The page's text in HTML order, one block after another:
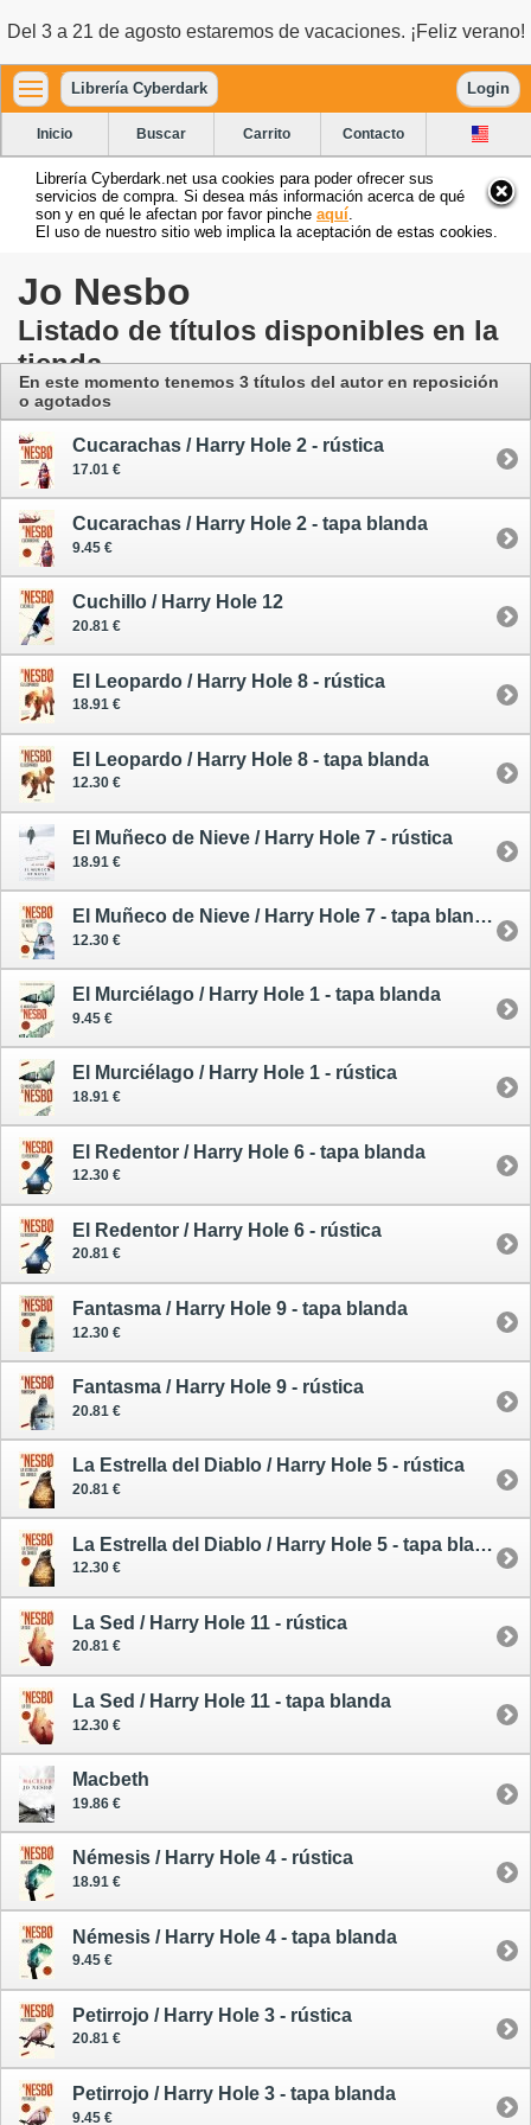
Del 3 a 21 de agosto estaremos de vacaciones. ¡Feliz verano!
Librería Cyberdark Login
Inicio Buscar Carrito Contacto
Librería Cyberdark.net usa cookies para poder ofrecer sus
servicios de compra. Si desea más información acerca de qué
son y en qué le afectan por favor pinche aquí
El uso de nuestro sitio web implica la aceptación de estas cookies.
Jo Nesbo
Listado de títulos disponibles en la
tienda
En este momento tenemos 3 títulos del autor en reposición
o agotados
Cucarachas / Harry Hole 2 - rústica
17.01 €
Cucarachas / Harry Hole 2 - tapa blanda
9.45 €
Cuchillo / Harry Hole 12
20.81 €
El Leopardo / Harry Hole 8 - rústica
18.91 €
El Leopardo / Harry Hole 8 - tapa blanda
12.30 €
El Muñeco de Nieve / Harry Hole 7 - rústica
18.91 €
El Muñeco de Nieve / Harry Hole 7 - tapa blanda
12.30 €
El Murciélago / Harry Hole 1 - tapa blanda
9.45 €
El Murciélago / Harry Hole 1 - rústica
18.91 €
El Redentor / Harry Hole 6 - tapa blanda
12.30 €
El Redentor / Harry Hole 6 - rústica
20.81 €
Fantasma / Harry Hole 9 - tapa blanda
12.30 €
Fantasma / Harry Hole 9 - rústica
20.81 €
La Estrella del Diablo / Harry Hole 5 - rústica
20.81 €
La Estrella del Diablo / Harry Hole 5 - tapa blanda
12.30 €
La Sed / Harry Hole 11 - rústica
20.81 €
La Sed / Harry Hole 11 - tapa blanda
12.30 €
Macbeth
19.86 €
Némesis / Harry Hole 4 - rústica
18.91 €
Némesis / Harry Hole 4 - tapa blanda
9.45 €
Petirrojo / Harry Hole 3 - rústica
20.81 €
Petirrojo / Harry Hole 3 - tapa blanda
9.45 €